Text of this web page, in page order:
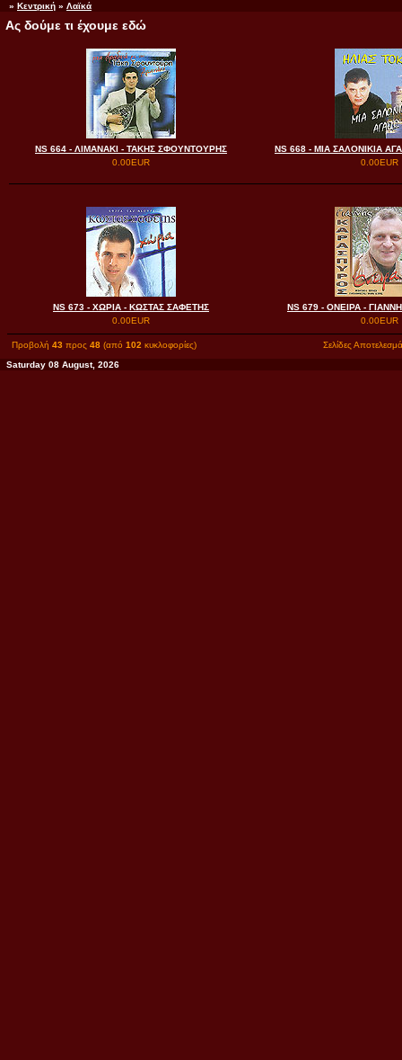
» Κεντρική » Λαϊκά
Ας δούμε τι έχουμε εδώ
NS 664 - ΛΙΜΑΝΑΚΙ - ΤΑΚΗΣ ΣΦΟΥΝΤΟΥΡΗΣ
0.00EUR
NS 668 - ΜΙΑ ΣΑΛΟΝΙΚΙΑ
0.00EUR
NS 673 - ΧΩΡΙΑ - ΚΩΣΤΑΣ ΣΑΦΕΤΗΣ
0.00EUR
NS 679 - ΟΝΕΙΡΑ -
0.00EUR
Προβολή 43 προς 48 (από 102 κυκλοφορίες)
Σελίδες
Saturday 08 August, 2026